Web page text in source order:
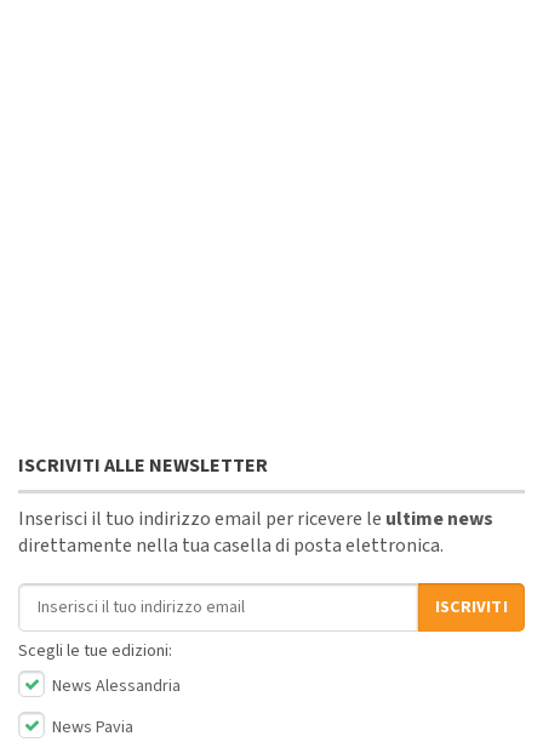
ISCRIVITI ALLE NEWSLETTER
Inserisci il tuo indirizzo email per ricevere le ultime news
direttamente nella tua casella di posta elettronica.
Indirizzo email
ISCRIVITI
Scegli le tue edizioni:
News Alessandria
News Pavia